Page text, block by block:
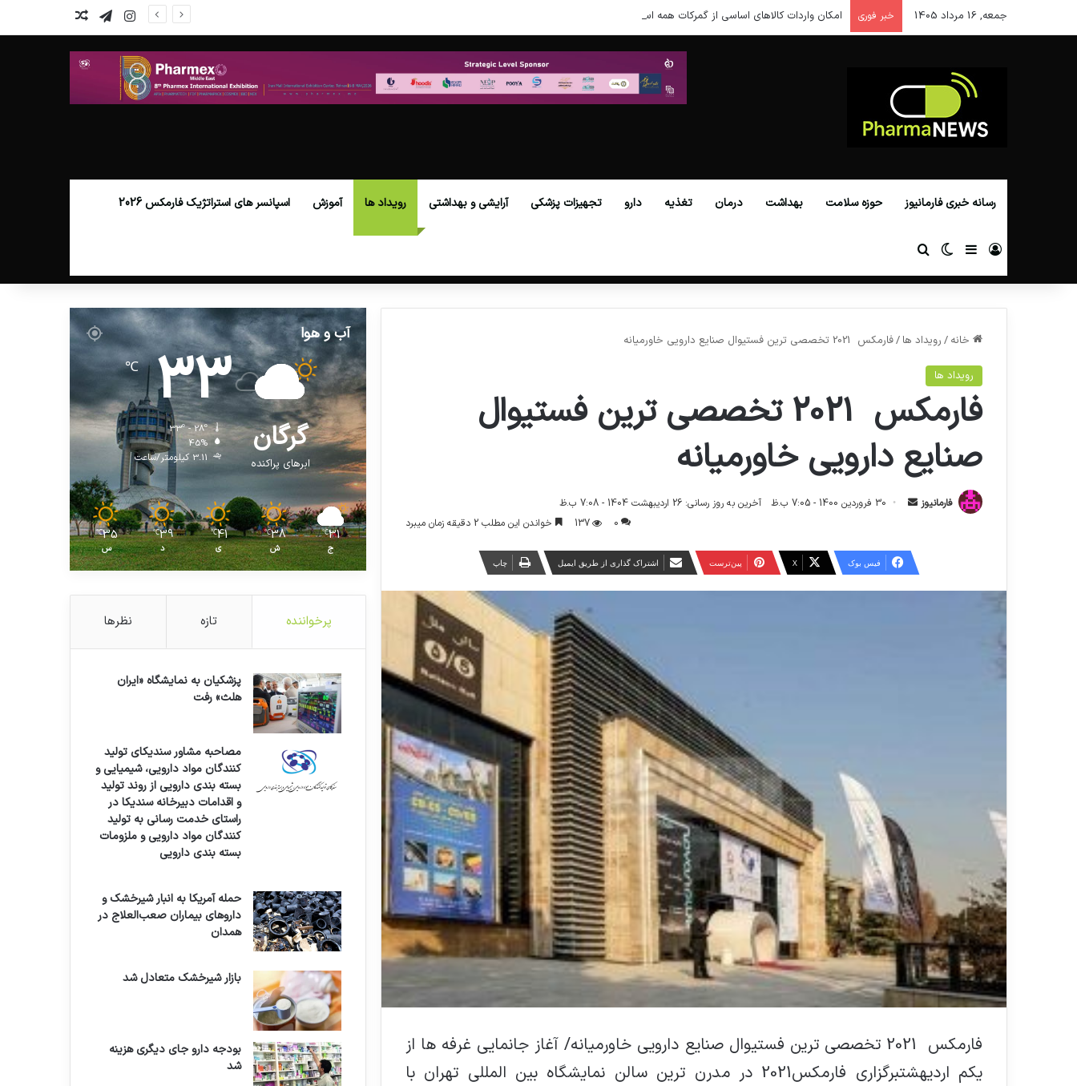
جمعه, 16 مرداد 1405 خبر فوری امکان واردات کالاهای اساسی از گمرکات همه استان‌ها فراهم شد. اینستاگرام
تلگرام
رسانه خبری فارمانیوز حوزه سلامت بهداشت درمان تغذیه دارو تجهیزات پزشکی آرایشی و بهداشتی رویداد ها آموزش اسپانسر های استراتژیک فارمکس 2026
ورود سایدبارتغییر پوسته
خانه / رویداد ها /فارمکس 2021 تخصصی ترین فستیوال صنایع دارویی خاورمیانه
رویداد ها
فارمکس 2021 تخصصی ترین فستیوال
صنایع دارویی خاورمیانه
فارمانیوز 30 فروردین 1400 - 7:05 ب.ظ
آخرین به روز رسانی: 26 اردیبهشت 1404 - 7:08 ب.ظ
0
137 خواندن این مطلب 2 دقیقه زمان میبرد
فیس بوک X ‫پین‌ترست اشتراک گذاری از طریق ایمیل چاپ
فارمکس 2021 تخصصی ترین فستیوال صنایع دارویی خاورمیانه/ آغاز جانمایی غرفه ها از
یکم اردیهشتبرگزاری فارمکس2021 در مدرن ترین سالن نمایشگاه بین المللی تهران با
آب و هوا
گرگان
ابرهای پراکنده
33
℃
33º - 28º
45%
3.11 کیلومتر/ساعت
31
℃
ج
38
℃
ش
41
℃
ی
39
℃
د
35
℃
س
پرخواننده تازه نظرها
پزشکیان به نمایشگاه «ایران
هلث» رفت
مصاحبه مشاور سندیکای تولید
کنندگان مواد دارویی، شیمیایی و
بسته بندی دارویی از روند تولید
و اقدامات دبیرخانه سندیکا در
راستای خدمت رسانی به تولید
کنندگان مواد دارویی و ملزومات
بسته بندی دارویی
حمله آمریکا به انبار شیرخشک و
داروهای بیماران صعب‌العلاج در
همدان
بازار شیرخشک متعادل شد
بودجه دارو جای دیگری هزینه
شد